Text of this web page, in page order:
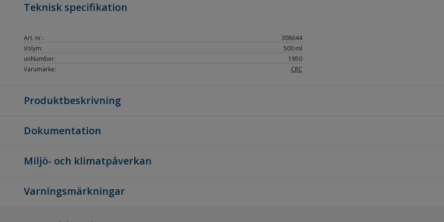
Teknisk specifikation
Art. nr.:
308644
Volym:
500 ml
unNumber:
1950
Varumärke:
CRC
Produktbeskrivning
Dokumentation
Miljö- och klimatpåverkan
Varningsmärkningar